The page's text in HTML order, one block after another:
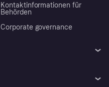
Kontaktinformationen für
Behörden
Corporate governance